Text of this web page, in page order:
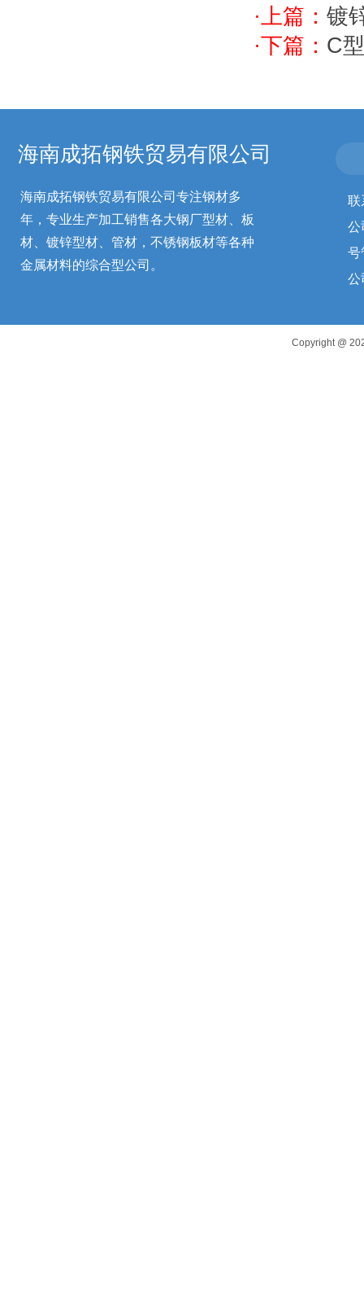
·上篇： 镀
·下篇： C
海南成拓钢铁贸易有限公司专注钢材多
年，专业生产加工销售各大钢厂型材、板
材、镀锌型材、管材，不锈钢板材等各种
金属材料的综合型公司。
联
公
号
公
海南成拓钢铁贸易有限公司
Copyright @